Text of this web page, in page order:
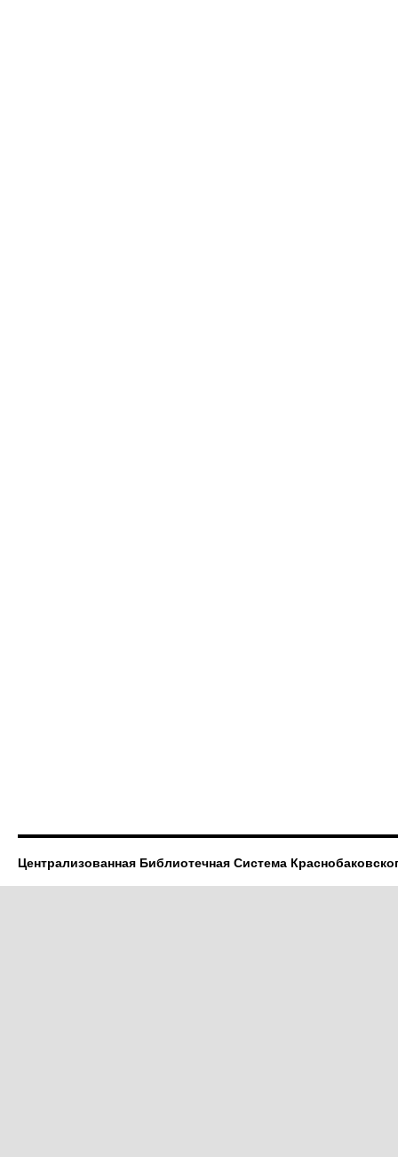
Централизованная Библиотечная Система